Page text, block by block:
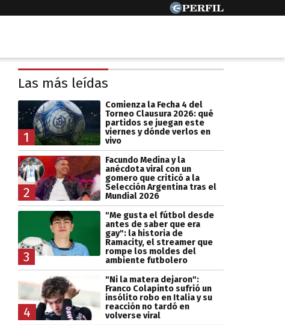
Las más leídas
1
Comienza la Fecha 4 del
Torneo Clausura 2026: qué
partidos se juegan este
viernes y dónde verlos en
vivo
2
Facundo Medina y la
anécdota viral con un
gomero que criticó a la
Selección Argentina tras el
Mundial 2026
3
"Me gusta el fútbol desde
antes de saber que era
gay": la historia de
Ramacity, el streamer que
rompe los moldes del
ambiente futbolero
4
"Ni la matera dejaron":
Franco Colapinto sufrió un
insólito robo en Italia y su
reacción no tardó en
volverse viral